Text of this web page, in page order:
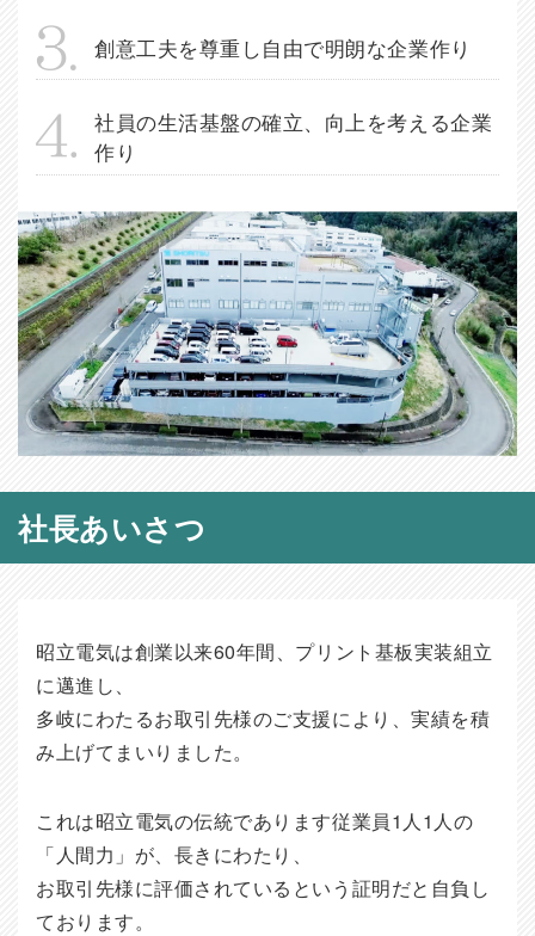
創意工夫を尊重し自由で明朗な企業作り
社員の生活基盤の確立、向上を考える企業
作り
社長あいさつ
昭立電気は創業以来60年間、プリント基板実装組立
に邁進し、
多岐にわたるお取引先様のご支援により、実績を積
み上げてまいりました。
これは昭立電気の伝統であります従業員1人1人の
「人間力」が、長きにわたり、
お取引先様に評価されているという証明だと自負し
ております。